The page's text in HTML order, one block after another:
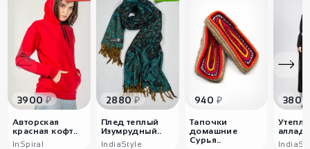
3900 ₽
Авторская
красная кофт..
InSpiral
2880₽
Плед теплый
Изумрудный..
IndiaStyle
940 ₽
Тапочки
домашние
Сурья..
3800